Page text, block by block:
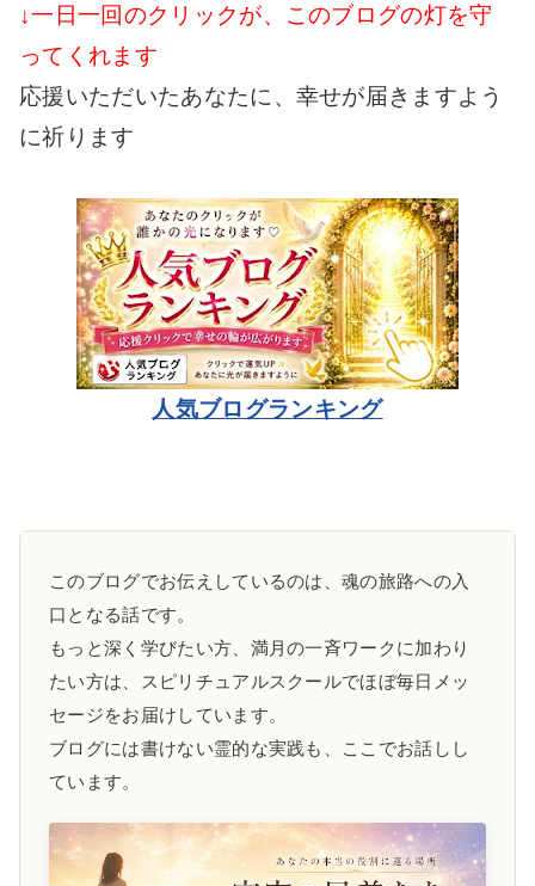
↓一日一回のクリックが、このブログの灯を守
ってくれます
応援いただいたあなたに、幸せが届きますよう
に祈ります
人気ブログランキング
このブログでお伝えしているのは、魂の旅路への入
口となる話です。
もっと深く学びたい方、満月の一斉ワークに加わり
たい方は、スピリチュアルスクールでほぼ毎日メッ
セージをお届けしています。
ブログには書けない霊的な実践も、ここでお話しし
ています。